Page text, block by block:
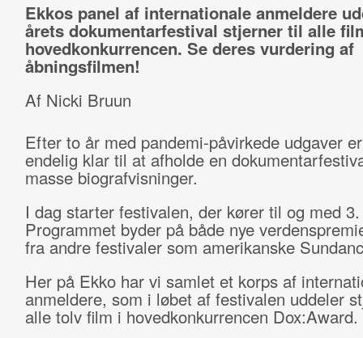
Ekkos panel af internationale anmeldere
årets dokumentarfestival stjerner til alle
hovedkonkurrencen. Se deres vurdering af
åbningsfilmen!
Af Nicki Bruun
Efter to år med pandemi-påvirkede udgaver
endelig klar til at afholde en
masse biografvisninger.
I dag starter festivalen, der kører til og med
Programmet byder på både nye
fra andre festivaler som amerikanske
Her på Ekko har vi samlet et korps af
anmeldere, som i løbet af festivalen uddeler
alle tolv film i hovedkonkurrencen Dox:Award.